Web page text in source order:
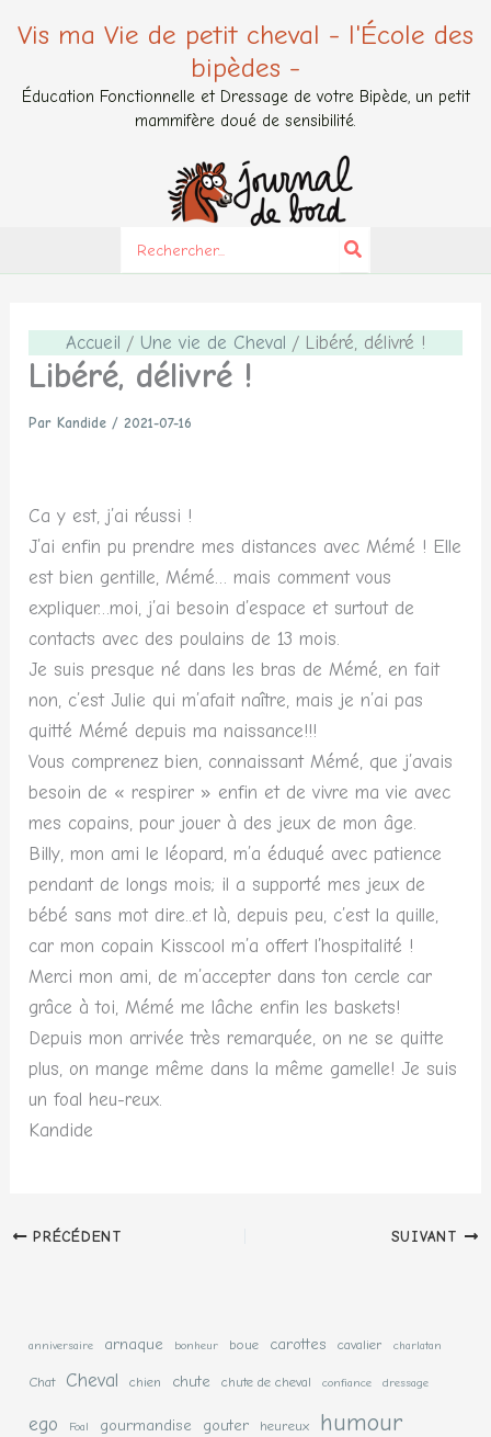
Vis ma Vie de petit cheval - l'École des
bipèdes -
Éducation Fonctionnelle et Dressage de votre Bipède, un petit
mammifère doué de sensibilité.
for:
Accueil Une vie de Cheval Libéré, délivré !
Libéré, délivré !
Par Kandide/2021-07-16
Ca y est, j’ai réussi !
J’ai enfin pu prendre mes distances avec Mémé ! Elle
est bien gentille, Mémé… mais comment vous
expliquer…moi, j’ai besoin d’espace et surtout de
contacts avec des poulains de 13 mois.
Je suis presque né dans les bras de Mémé, en fait
non, c’est Julie qui m’afait naître, mais je n’ai pas
quitté Mémé depuis ma naissance!!!
Vous comprenez bien, connaissant Mémé, que j’avais
besoin de « respirer » enfin et de vivre ma vie avec
mes copains, pour jouer à des jeux de mon âge.
Billy, mon ami le léopard, m’a éduqué avec patience
pendant de longs mois; il a supporté mes jeux de
bébé sans mot dire..et là, depuis peu, c’est la quille,
car mon copain Kisscool m’a offert l’hospitalité !
Merci mon ami, de m’accepter dans ton cercle car
grâce à toi, Mémé me lâche enfin les baskets!
Depuis mon arrivée très remarquée, on ne se quitte
plus, on mange même dans la même gamelle! Je suis
un foal heu-reux.
Kandide
PRÉCÉDENT SUIVANT
anniversaire arnaque bonheur boue carottes cavalier charlatan
Chat Cheval chien chute chute de cheval confiance dressage
ego Foal gourmandise gouter heureux humour